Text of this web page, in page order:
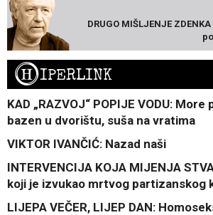
DRUGO MIŠLJENJE
HIPERLINK
KAD „RAZVOJ“ POPIJE VODU:
bazen u dvorištu, suša na vratima
VIKTOR IVANČIĆ: Nazad naši
INTERVENCIJA KOJA MIJENJA
koji je izvukao mrtvog partizanskog
LIJEPA VEČER, LIJEP DAN: